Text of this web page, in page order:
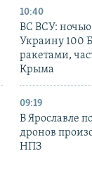
10:40
ВС ВСУ: ночью
Украину 100
ракетами,
Крыма
09:19
В Ярославле
дронов
НПЗ